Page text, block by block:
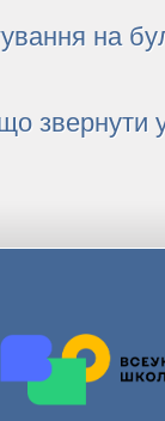
на
звернути